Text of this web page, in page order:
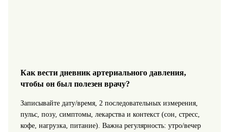
Как вести дневник артериального давления,
чтобы он был полезен врачу?
Записывайте дату/время, 2 последовательных измерения,
пульс, позу, симптомы, лекарства и контекст (сон, стресс,
кофе, нагрузка, питание). Важна регулярность: утро/вечер